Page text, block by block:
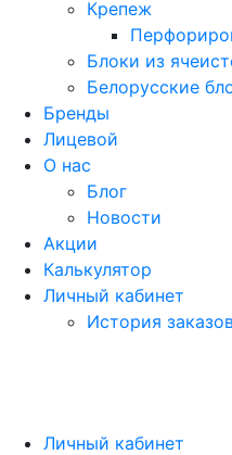
Крепеж
Блоки из
Белорусские
Бренды
Лицевой
О нас
Блог
Новости
Акции
Калькулятор
Личный кабинет
История
Личный кабинет